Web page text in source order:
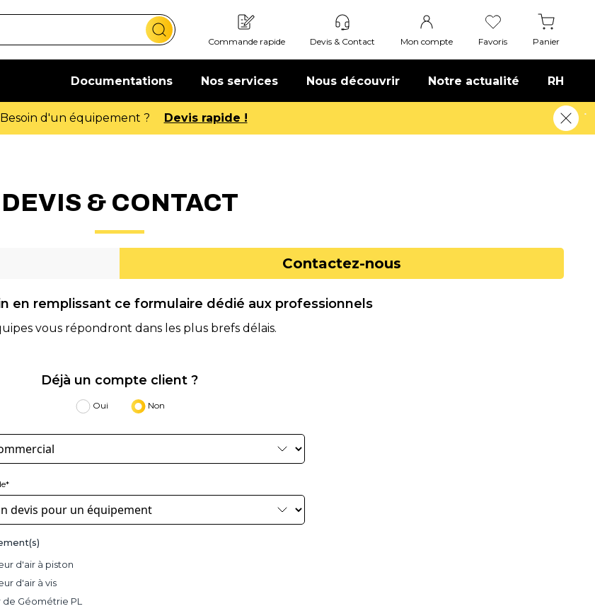
Commande rapide Devis & Contact Mon compte Favoris Panier
Documentations Nos services Nous découvrir Notre actualité RH
Offre de bienvenue : 20€ offerts !
DEVIS & CONTACT
Contactez-nous
en remplissant ce formulaire dédié aux professionnels
vous répondront dans les plus brefs délais.
Déjà un compte client ?
Oui
Non